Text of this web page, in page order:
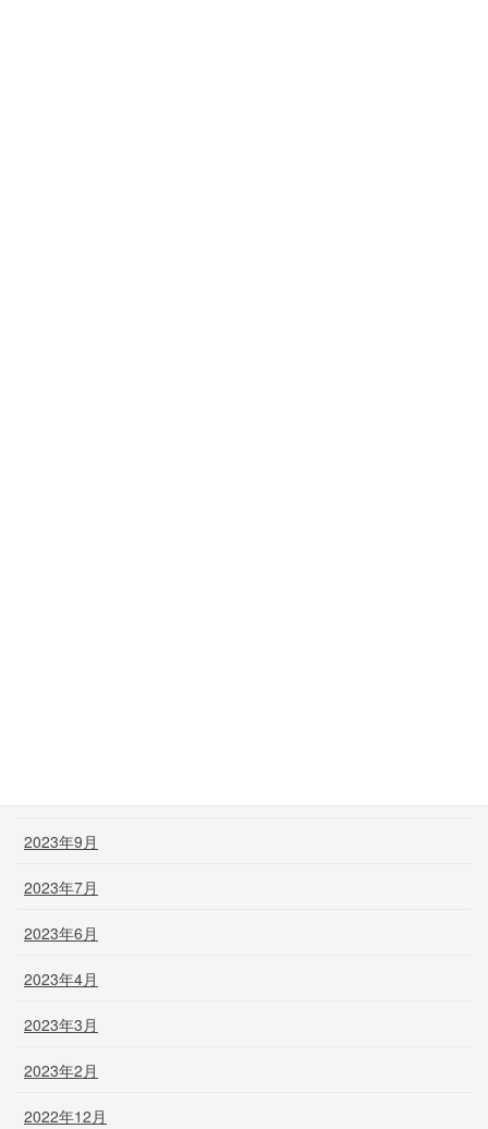
2023年9月
2023年7月
2023年6月
2023年4月
2023年3月
2023年2月
2022年12月